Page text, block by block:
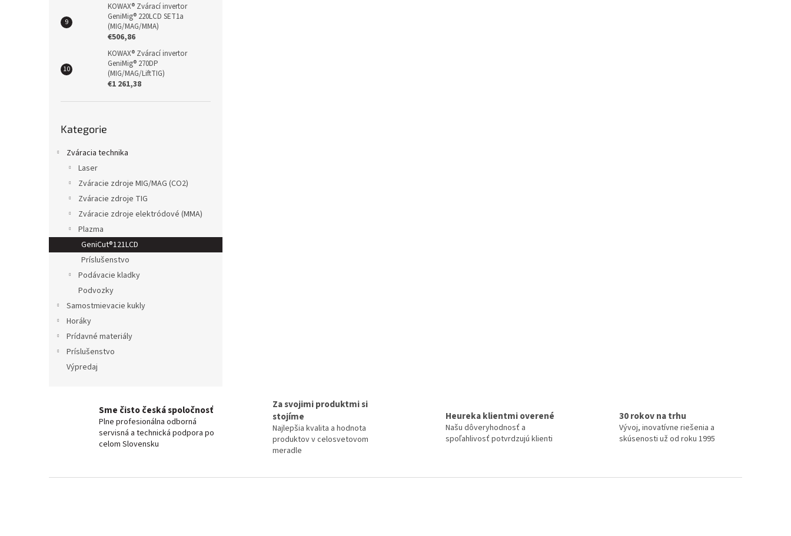
KOWAX® Zvárací invertor
GeniMig® 220LCD SET1a
(MIG/MAG/MMA)
€506,86
KOWAX® Zvárací invertor
GeniMig® 270DP
(MIG/MAG/LiftTIG)
€1 261,38
kategorie
Kategorie
Zváracia technika
Laser
Zváracie zdroje MIG/MAG (CO2)
Zváracie zdroje TIG
Zváracie zdroje elektródové (MMA)
Plazma
GeniCut®121LCD
Príslušenstvo
Podávacie kladky
Podvozky
Samostmievacie kukly
Horáky
Prídavné materiály
Príslušenstvo
Výpredaj
Sme čisto česká spoločnosť
Plne profesionálna odborná
servisná a technická podpora po
celom Slovensku
Za svojimi produktmi si
stojíme
Najlepšia kvalita a hodnota
produktov v celosvetovom
meradle
Heureka klientmi overené
Našu dôveryhodnosť a
spoľahlivosť potvrdzujú klienti
30 rokov na trhu
Vývoj, inovatívne riešenia a
skúsenosti už od roku 1995